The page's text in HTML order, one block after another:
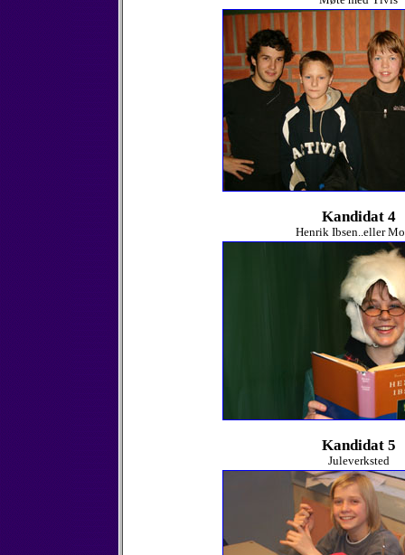
Kandidat 4
Henrik Ibsen..eller
Kandidat 5
Juleverksted